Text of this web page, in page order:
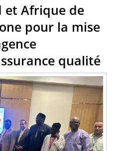
et Afrique de
pour la mise
qualité